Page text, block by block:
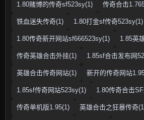
1.80赌博的传奇sf523sy(1) 传奇合击
铁血迷失传奇(1) 1.80打金sf传奇523sy(1)
1.80传奇新开网站sf666523sy(1) 1.85英
传奇英雄合击外挂(1) 1.85sf合击发布网
英雄合击传奇网站(1) 新开的传奇网站
1.85sf传奇网站523sy(1) 1.80传奇合击
传奇单机版1.95(1) 英雄合击之狂暴传奇